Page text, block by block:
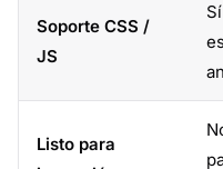
Soporte CSS /
JS
Listo para